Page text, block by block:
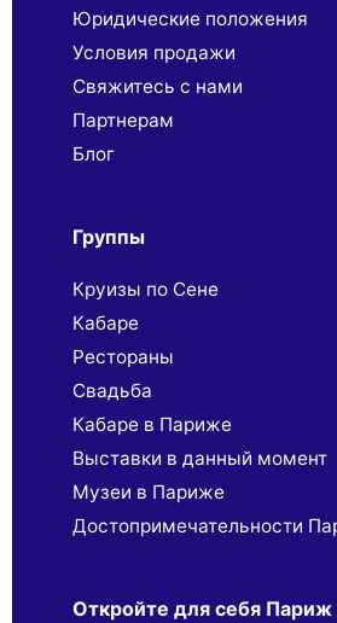
Юридические положения
Условия продажи
Свяжитесь с нами
Партнерaм
Блог
Группы
Круизы по Сене
Кабаре
Рестораны
Свадьба
Кабаре в Париже
Выставки в данный момент
Музеи в Париже
Достопримечательности
Откройте для себя Париж